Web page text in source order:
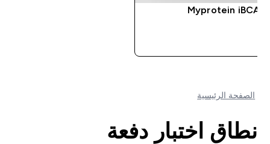
Myprotein iBCAA
الصفحة الرئيسية
نطاق اختبار دفعة